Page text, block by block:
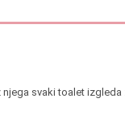
svaki toalet izgleda